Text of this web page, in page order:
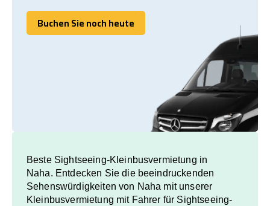
Buchen Sie noch heute
Buchen Sie noch heute
Beste Sightseeing-Kleinbusvermietung in
Naha. Entdecken Sie die beeindruckenden
Sehenswürdigkeiten von Naha mit unserer
Kleinbusvermietung mit Fahrer für Sightseeing-